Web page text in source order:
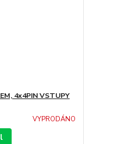
4x4PIN VSTUPY
VYPRODÁNO